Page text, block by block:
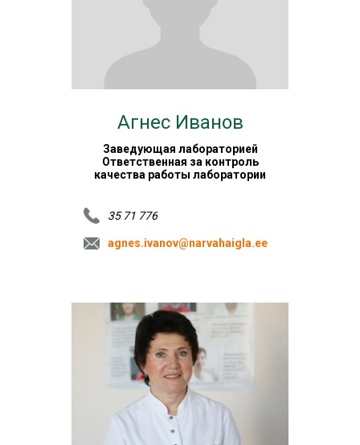
Агнес Иванов
Заведующая лабораторией
Ответственная за контроль
качества работы лаборатории
35 71 776
agnes.ivanov@narvahaigla.ee